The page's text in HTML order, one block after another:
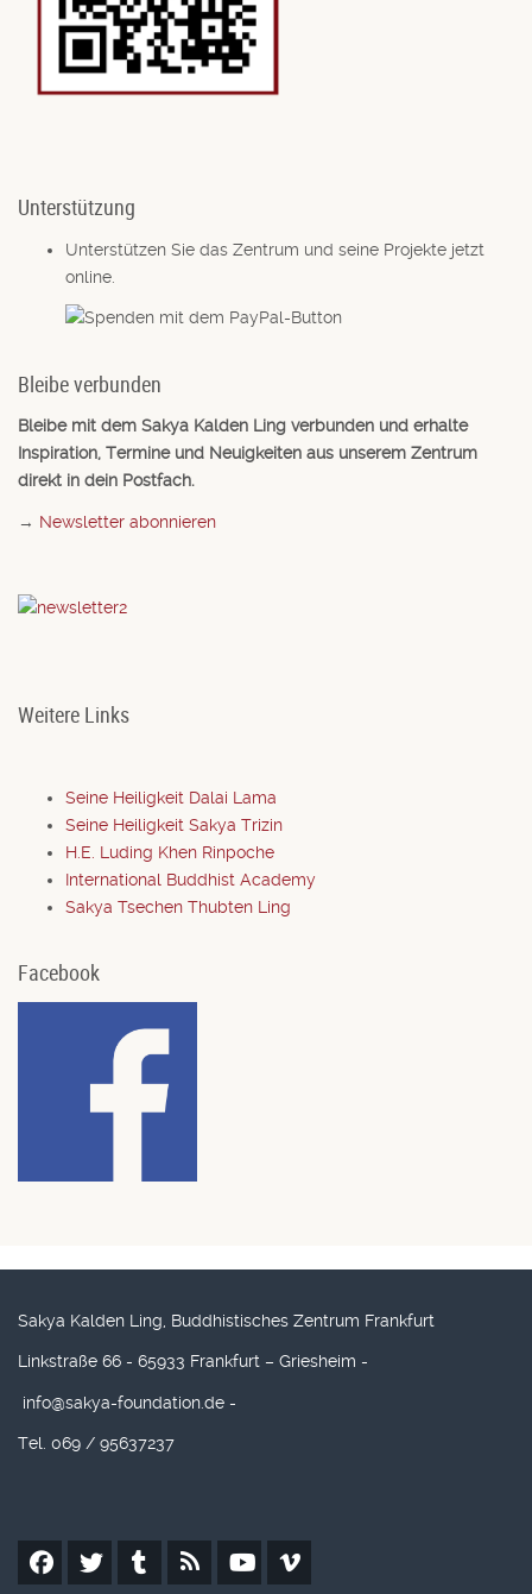
Unterstützung
Unterstützen Sie das Zentrum und seine Projekte jetzt
online.
Bleibe verbunden
Bleibe mit dem Sakya Kalden Ling verbunden und erhalte
Inspiration, Termine und Neuigkeiten aus unserem Zentrum
direkt in dein Postfach.
→ Newsletter abonnieren
Weitere Links
Seine Heiligkeit Dalai Lama
Seine Heiligkeit Sakya Trizin
H.E. Luding Khen Rinpoche
International Buddhist Academy
Sakya Tsechen Thubten Ling
Facebook
Sakya Kalden Ling, Buddhistisches Zentrum Frankfurt
Linkstraße 66 - 65933 Frankfurt – Griesheim -
info@sakya-foundation.de -
Tel. 069 / 95637237